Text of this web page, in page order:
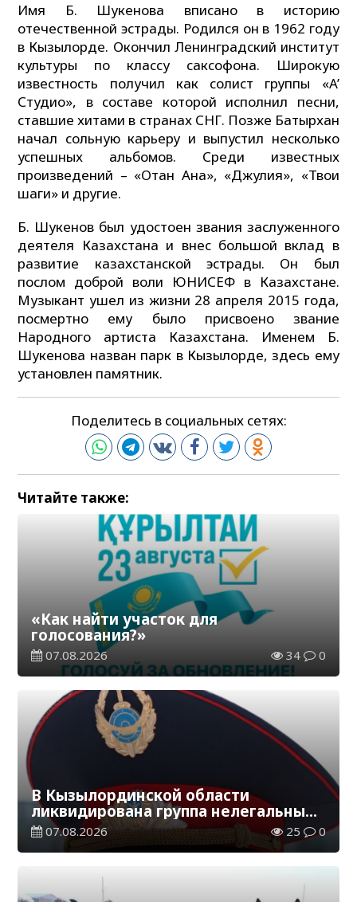
Имя Б. Шукенова вписано в историю
отечественной эстрады. Родился он в 1962 году
в Кызылорде. Окончил Ленинградский институт
культуры по классу саксофона. Широкую
известность получил как солист группы «A’
Студио», в составе которой исполнил песни,
ставшие хитами в странах СНГ. Позже Батырхан
начал сольную карьеру и выпустил несколько
успешных альбомов. Среди известных
произведений – «Отан Ана», «Джулия», «Твои
шаги» и другие.
Б. Шукенов был удостоен звания заслуженного
деятеля Казахстана и внес большой вклад в
развитие казахстанской эстрады. Он был
послом доброй воли ЮНИСЕФ в Казахстане.
Музыкант ушел из жизни 28 апреля 2015 года,
посмертно ему было присвоено звание
Народного артиста Казахстана. Именем Б.
Шукенова назван парк в Кызылорде, здесь ему
установлен памятник.
Поделитесь в социальных сетях:
Читайте также:
«Как найти участок для
голосования?»
07.08.2026 34 0
В Кызылординской области
ликвидирована группа нелегальных
добытчиков золота
07.08.2026 25 0